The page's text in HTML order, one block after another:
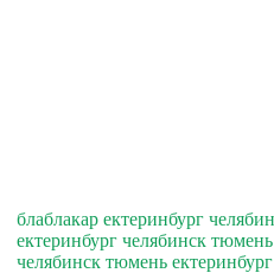
блаблакар ектеринбург
ектеринбург челябинск
челябинск тюмень